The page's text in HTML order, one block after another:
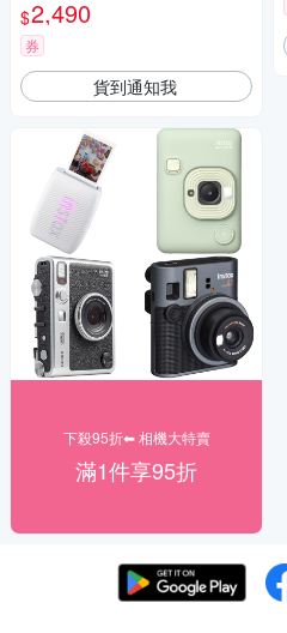
$2,490
券
貨到通知我
下殺95折⬅︎ 相機大特賣
滿1件享95折